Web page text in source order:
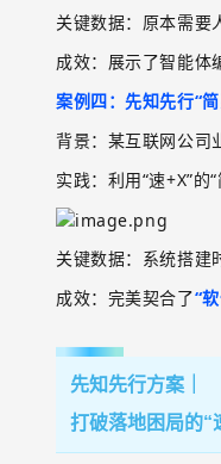
关键数据：原本需要
成效：展示了智能体
案例四：先知先行“
背景：某互联网公司
实践：利用“速+X”的
关键数据：系统搭建
成效：完美契合了“
先知先行方案
打破落地困局的“